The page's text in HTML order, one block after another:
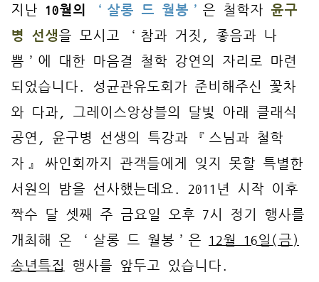
지난 10월의 ‘살롱 드 월봉’ 은 철학자 윤구
병 선생을 모시고
‘참과 거짓, 좋음과 나
쁨’ 에 대한 마음결 철학 강연의 자리로 마련
되었습니다. 성균관유도회가 준비해주신 꽃차
와 다과, 그레이스앙상블의 달빛 아래 클래식
공연, 윤구병 선생의 특강과 『스님과 철학
자』 싸인회까지 관객들에게 잊지 못할 특별한
서원의 밤을 선사했는데요. 2011년 시작 이후
짝수 달 셋째 주 금요일 오후 7시 정기 행사를
개최해 온 ‘살롱 드 월봉’은 12월 16일(금)
송년특집
행사를 앞두고 있습니다.